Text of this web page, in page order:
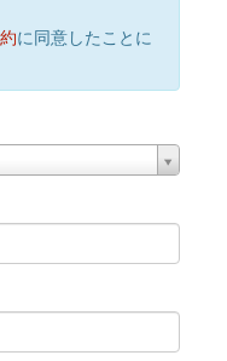
に同意したことに